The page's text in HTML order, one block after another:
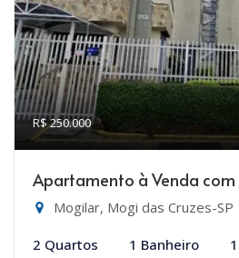
R$ 250.000
Apartamento à Venda com
Mogilar, Mogi das Cruzes-SP
2 Quartos 1 Banheiro